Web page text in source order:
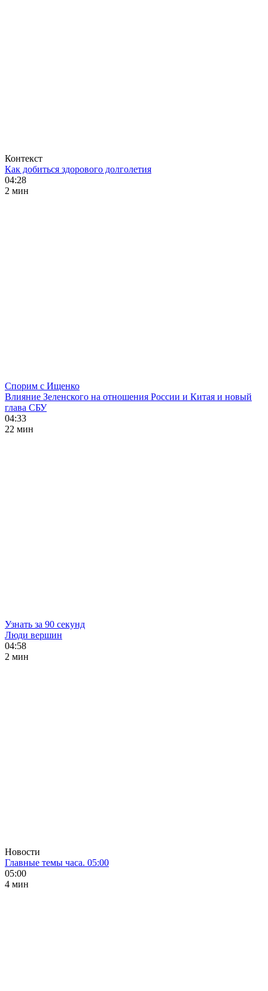
Контекст
Как добиться здорового долголетия
04:28
2 мин
Спорим с Ищенко
Влияние Зеленского на отношения России и Китая и новый
глава СБУ
04:33
22 мин
Узнать за 90 секунд
Люди вершин
04:58
2 мин
Новости
Главные темы часа. 05:00
05:00
4 мин